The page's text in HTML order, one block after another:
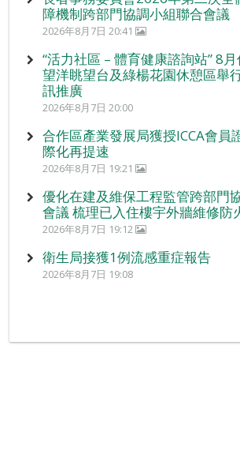
障機制跨部門協調小組聯合會議
2026年8月7日 20:41
“活力社區 – 體育健康諮詢站” 8
望洋眺望台及綠楊花園休憩區舉
訊推廣
2026年8月7日 20:00
合作區產業發展局獲授ICCA會員
際化再提速
2026年8月7日 19:21
優化在建及維保工程監管跨部門
會議 梳理已入住樓宇外牆維修防
2026年8月7日 19:12
衛生局接獲1例流感重症報告
2026年8月7日 19:08